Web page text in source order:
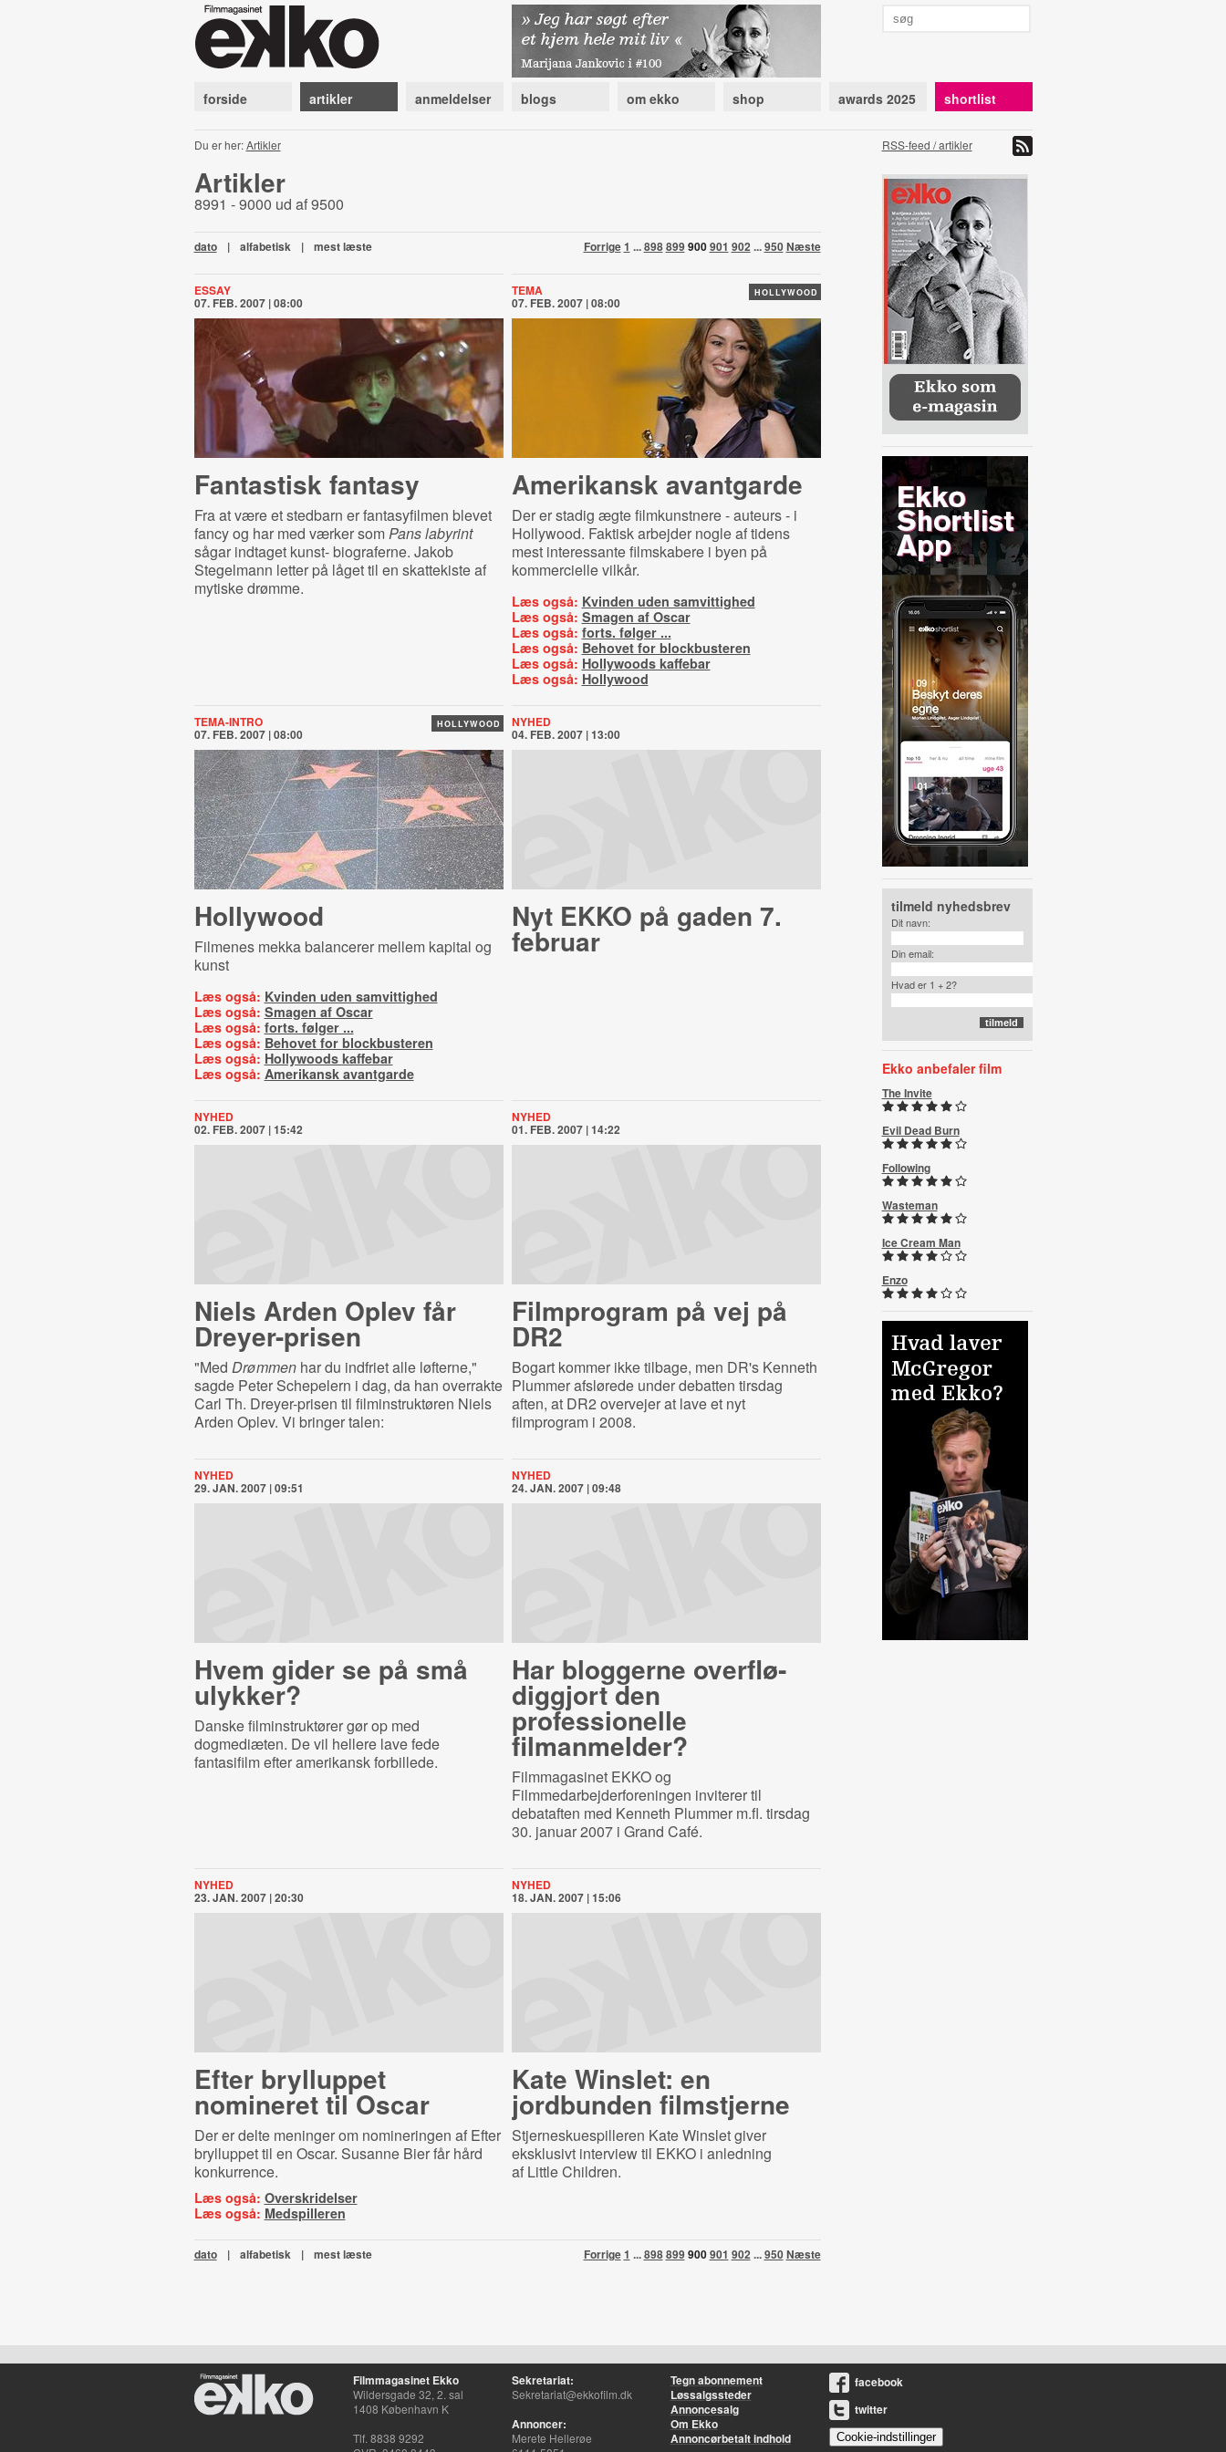
forside artikler anmeldelser blogs om ekko shop awards 2025 shortlist
Du er her:Artikler RSS-feed / artikler
Artikler
8991 - 9000 ud af 9500
Forrige1 ...898899900901 902 ...950Næste
dato | alfabetisk | mest læste
ESSAY
07. FEB. 2007 | 08:00
Fantastisk fantasy
Fra at være et stedbarn er fantasyfilmen blevet
fancy og har med værker somPans labyrint
sågar indtaget kunst- biograferne. Jakob
Stegelmann letter på låget til en skattekiste af
mytiske drømme.
HOLLYWOOD
TEMA
07. FEB. 2007 | 08:00
Amerikansk avantgarde
Der er stadig ægte filmkunstnere -auteurs- i
Hollywood. Faktisk arbejder nogle af tidens
mest interessante filmskabere i byen på
kommercielle vilkår.
Læs også: Kvinden uden samvittighed
Læs også: Smagen af Oscar
Læs også: forts. følger ...
Læs også: Behovet for blockbusteren
Læs også: Hollywoods kaffebar
Læs også: Hollywood
HOLLYWOOD
TEMA-INTRO
07. FEB. 2007 | 08:00
Hollywood
Filmenes mekka balancerer mellem kapital og
kunst
Læs også: Kvinden uden samvittighed
Læs også: Smagen af Oscar
Læs også: forts. følger ...
Læs også: Behovet for blockbusteren
Læs også: Hollywoods kaffebar
Læs også: Amerikansk avantgarde
NYHED
04. FEB. 2007 | 13:00
Nyt EKKO på gaden 7.
februar
NYHED
02. FEB. 2007 | 15:42
Niels Arden Oplev får
Dreyer-prisen
"Med Drømmen har du indfriet alle løfterne,"
sagde Peter Schepelern i dag, da han overrakte
Carl Th. Dreyer-prisen til filminstruktøren Niels
Arden Oplev. Vi bringer talen:
NYHED
01. FEB. 2007 | 14:22
Filmprogram på vej på
DR2
Bogart kommer ikke tilbage, men DR's Kenneth
Plummer afslørede under debatten tirsdag
aften, at DR2 overvejer at lave et nyt
filmprogram i 2008.
NYHED
29. JAN. 2007 | 09:51
Hvem gider se på små
ulykker?
Danske filminstruktører gør op med
dogmediæten. De vil hellere lave fede
fantasifilm efter amerikansk forbillede.
NYHED
24. JAN. 2007 | 09:48
Har bloggerne over­flø­
dig­gjort den
professionelle
filmanmelder?
Filmmagasinet EKKO og
Filmmedarbejderforeningen inviterer til
debataften med Kenneth Plummer m.fl. tirsdag
30. januar 2007 i Grand Café.
NYHED
23. JAN. 2007 | 20:30
Efter brylluppet
nomineret til Oscar
Der er delte meninger om nomineringen af Efter
brylluppet til en Oscar. Susanne Bier får hård
konkurrence.
Læs også: Overskridelser
Læs også: Medspilleren
NYHED
18. JAN. 2007 | 15:06
Kate Winslet: en
jordbunden filmstjerne
Stjerneskuespilleren Kate Winslet giver
eksklusivt interview til EKKO i anledning
af Little Children.
Forrige1 ...898899900901 902 ...950Næste
dato | alfabetisk | mest læste
tilmeld nyhedsbrev
Dit navn:
Din email:
Hvad er 1 + 2?
Ekko anbefaler film
The Invite
Evil Dead Burn
Following
Wasteman
Ice Cream Man
Enzo
Filmmagasinet Ekko
Wildersgade 32, 2. sal
1408 København K
Tlf. 8838 9292
Sekretariat:
Sekretariat@ekkofilm.dk
Annoncer:
Merete Hellerøe
Tegn abonnement
Løssalgssteder
Annoncesalg
Om Ekko
Annoncørbetalt indhold
facebook
twitter
Cookie-indstillinger